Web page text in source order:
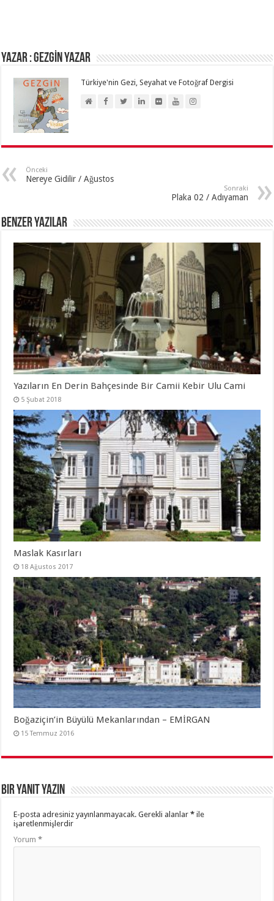
Yazar : GEZGİN YAZAR
Türkiye'nin Gezi, Seyahat ve Fotoğraf Dergisi
Önceki
Nereye Gidilir / Ağustos
Sonraki
Plaka 02 / Adıyaman
Benzer Yazılar
Yazıların En Derin Bahçesinde Bir Camii Kebir Ulu Cami
5 Şubat 2018
Maslak Kasırları
18 Ağustos 2017
Boğaziçin’in Büyülü Mekanlarından – EMİRGAN
15 Temmuz 2016
Bir yanıt yazın
E-posta adresiniz yayınlanmayacak. Gerekli alanlar* ile
işaretlenmişlerdir
Yorum*